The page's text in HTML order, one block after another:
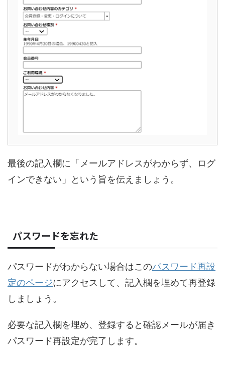
最後の記入欄に「メールアドレスがわからず、ログ
インできない」という旨を伝えましょう。
パスワードを忘れた
パスワードがわからない場合はこのパスワード再設
定のページにアクセスして、記入欄を埋めて再登録
しましょう。
必要な記入欄を埋め、登録すると確認メールが届き
パスワード再設定が完了します。